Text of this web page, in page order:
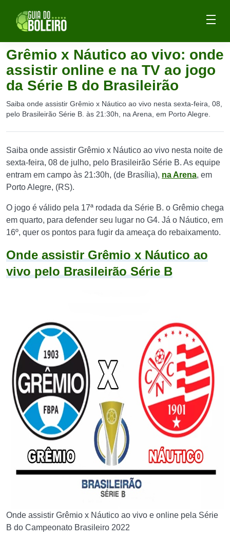
Grêmio x Náutico ao vivo: onde
assistir online e na TV ao jogo
da Série B do Brasileirão
Saiba onde assistir Grêmio x Náutico ao vivo nesta sexta-feira, 08,
pelo Brasileirão Série B. às 21:30h, na Arena, em Porto Alegre.
Saiba onde assistir Grêmio x Náutico ao vivo nesta noite de
sexta-feira, 08 de julho, pelo Brasileirão Série B. As equipe
entram em campo às 21:30h, (de Brasília), na Arena, em
Porto Alegre, (RS).
O jogo é válido pela 17ª rodada da Série B. o Grêmio chega
em quarto, para defender seu lugar no G4. Já o Náutico, em
16º, quer os pontos para fugir da ameaça do rebaixamento.
Onde assistir Grêmio x Náutico ao
vivo pelo Brasileirão Série B
Onde assistir Grêmio x Náutico ao vivo e online pela Série
B do Campeonato Brasileiro 2022